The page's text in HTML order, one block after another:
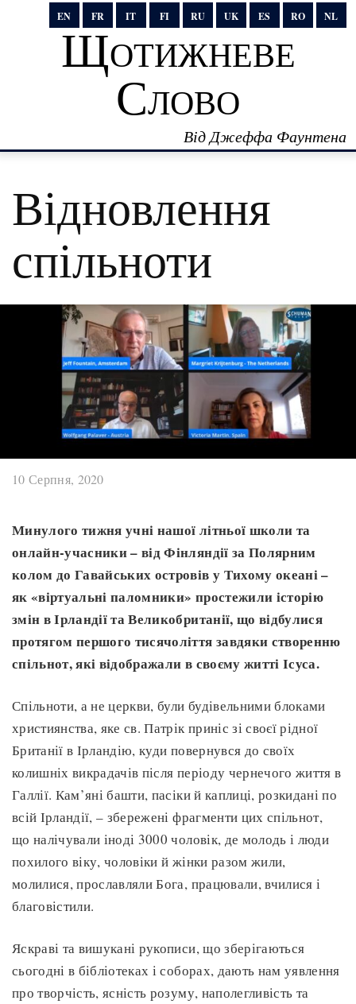
EN FR IT FI RU UK ES RO NL
Щотижневе
Слово
Від Джеффа Фаунтена
Відновлення
спільноти
10 Серпня, 2020
Минулого тижня учні нашої літньої школи та
онлайн-учасники – від Фінляндії за Полярним
колом до Гавайських островів у Тихому океані –
як «віртуальні паломники» простежили історію
змін в Ірландії та Великобританії, що відбулися
протягом першого тисячоліття завдяки створенню
спільнот, які відображали в своєму житті Ісуса.
Спільноти, а не церкви, були будівельними блоками
християнства, яке св. Патрік приніс зі своєї рідної
Британії в Ірландію, куди повернувся до своїх
колишніх викрадачів після періоду чернечого життя в
Галлії. Кам’яні башти, пасіки й каплиці, розкидані по
всій Ірландії, – збережені фрагменти цих спільнот,
що налічували іноді 3000 чоловік, де молодь і люди
похилого віку, чоловіки й жінки разом жили,
молилися, прославляли Бога, працювали, вчилися і
благовістили.
Яскраві та вишукані рукописи, що зберігаються
сьогодні в бібліотеках і соборах, дають нам уявлення
про творчість, ясність розуму, наполегливість та